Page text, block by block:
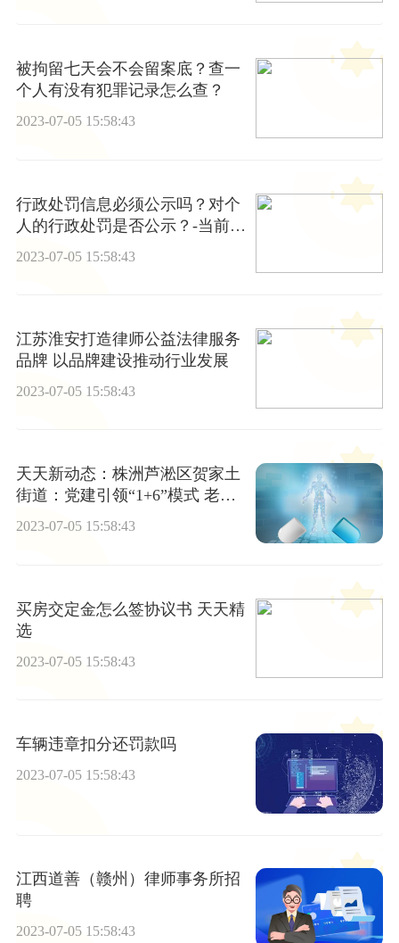
被拘留七天会不会留案底？查一
个人有没有犯罪记录怎么查？
2023-07-05 15:58:43
行政处罚信息必须公示吗？对个
人的行政处罚是否公示？-当前视
2023-07-05 15:58:43
江苏淮安打造律师公益法律服务
品牌 以品牌建设推动行业发展
2023-07-05 15:58:43
天天新动态：株洲芦淞区贺家土
街道：党建引领“1+6”模式 老旧
小区治理精准高效
2023-07-05 15:58:43
买房交定金怎么签协议书 天天精
选
2023-07-05 15:58:43
车辆违章扣分还罚款吗
2023-07-05 15:58:43
江西道善（赣州）律师事务所招
聘
2023-07-05 15:58:43